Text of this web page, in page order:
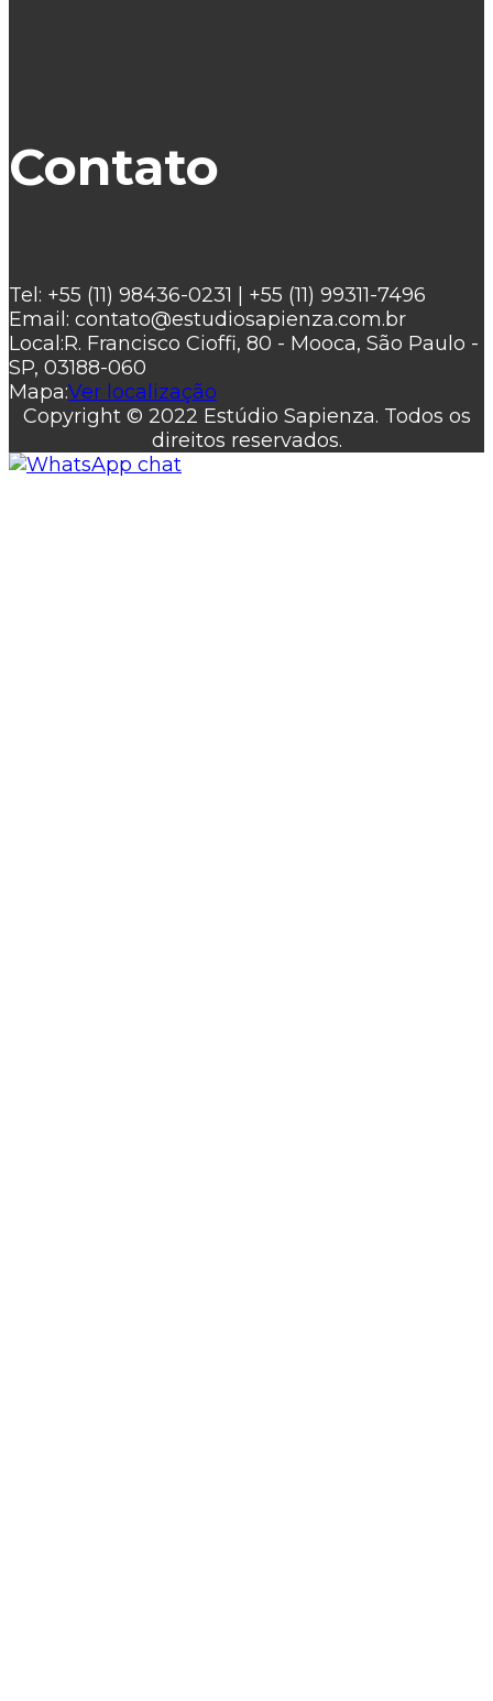
Contato
Tel: +55 (11) 98436-0231 | +55 (11) 99311-7496
Email: contato@estudiosapienza.com.br
Local:R. Francisco Cioffi, 80 - Mooca, São Paulo -
SP, 03188-060
Mapa:Ver localização
Copyright © 2022 Estúdio Sapienza. Todos os
direitos reservados.